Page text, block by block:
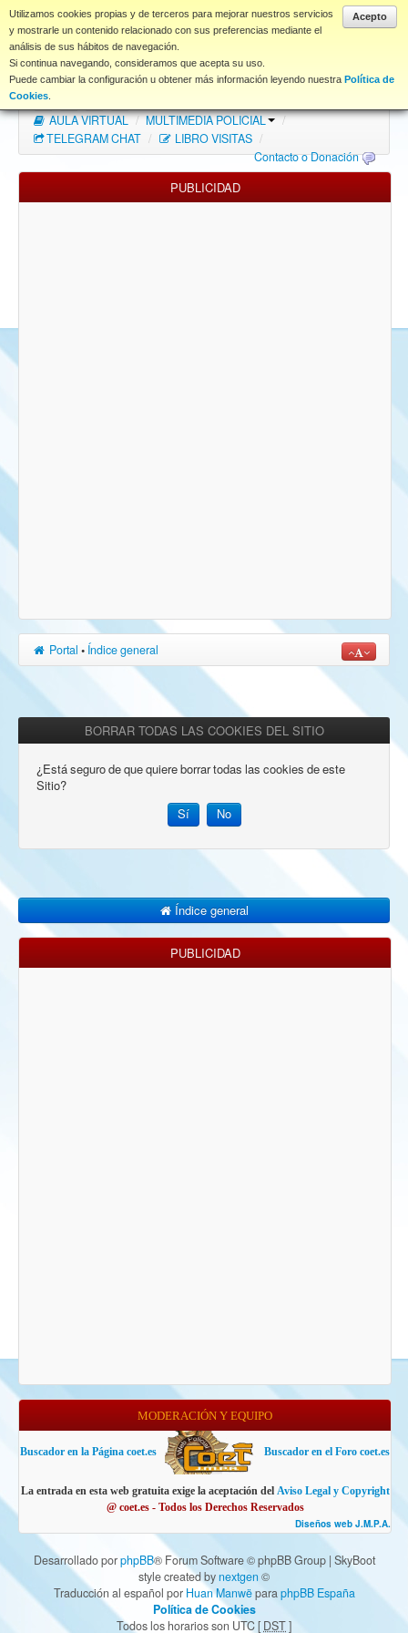
Acepto
Utilizamos cookies propias y de terceros para mejorar nuestros servicios
y mostrarle un contenido relacionado con sus preferencias mediante el
análisis de sus hábitos de navegación.
Si continua navegando, consideramos que acepta su uso.
Puede cambiar la configuración u obtener más información leyendo nuestra Política de
Cookies
www.coet.es
Portal
Índice Foros
FAQ
NORMAS FORO
Descargas
AULA VIRTUAL / MULTIMEDIA POLICIAL
/
TELEGRAM CHAT / LIBRO VISITAS /
Contacto o Donación
PUBLICIDAD
Portal • Índice general
BORRAR TODAS LAS COOKIES DEL SITIO
¿Está seguro de que quiere borrar todas las cookies de este
Sitio?
Índice general
PUBLICIDAD
MODERACIÓN Y EQUIPO
Buscador en la Página coet.es Buscador en el Foro coet.es
La entrada en esta web gratuita exige la aceptación del Aviso Legal y Copyright
@ coet.es - Todos los Derechos Reservados
Diseños web J.M.P.A.
Desarrollado porphpBB® Forum Software © phpBB Group | SkyBoot
style created bynextgen ©
Traducción al español por Huan ManwëparaphpBB España
Política de Cookies
Todos los horarios son UTC [ DST]